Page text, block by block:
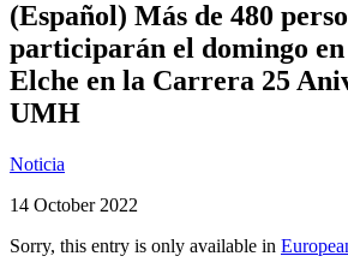
(Español) Más de 480
participarán el domingo en
Elche en la Carrera 25
UMH
Noticia
14 October 2022
Sorry, this entry is only available in